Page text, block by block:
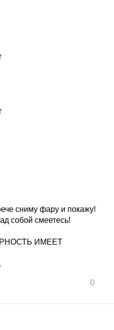
сниму фару и покажу!
собой смеетесь!
ИМЕЕТ
0